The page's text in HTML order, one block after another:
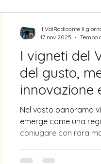
semplici, raccontano
I vigneti del
del gusto,
innovazione
Nel vasto panorama
emerge come una
coniugare con rara
Il ValRadicante Il
17 nov 2025
Tempo